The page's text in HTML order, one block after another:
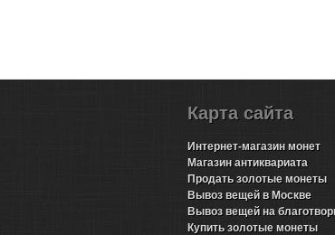
Карта сайта
Интернет-магазин монет
Магазин антиквариата
Продать золотые монеты
Вывоз вещей в Москве
Вывоз вещей на
Купить золотые монеты